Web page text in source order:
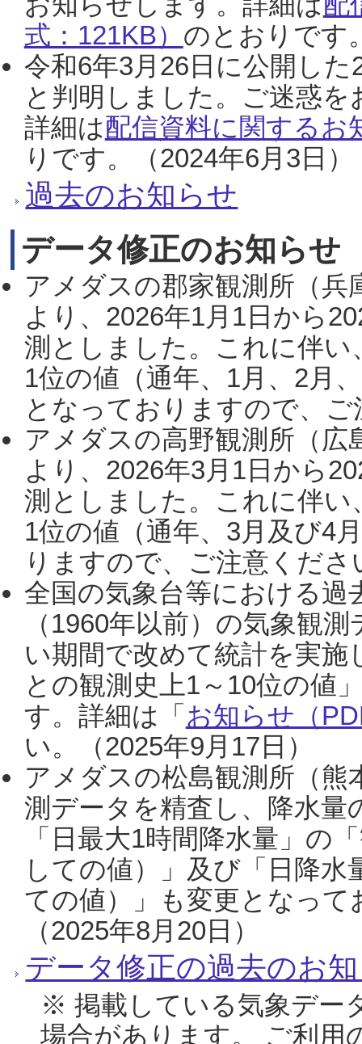
式：121KB） のとおりです
令和6年3月26日に公開し
と判明しました。ご迷惑
詳細は配信資料に関するお
りです。（2024年6月3日）
過去のお知らせ
データ修正のお知らせ
アメダスの郡家観測所（
より、2026年1月1日から
測としました。これに伴い
1位の値（通年、1月、2月
となっておりますので、
アメダスの高野観測所（
より、2026年3月1日から
測としました。これに伴い
1位の値（通年、3月及び4
りますので、ご注意くだ
全国の気象台等における過
（1960年以前）の気象観
い期間で改めて統計を実
との観測史上1～10位の値
す。詳細は「 お知らせ（
い。（2025年9月17日）
アメダスの松島観測所（熊
測データを精査し、降水
「日最大1時間降水量」の
しての値）」及び「日降
ての値）」も変更となっ
（2025年8月20日）
データ修正の過去のお
※ 掲載している気象デー
場合があります。 ご利用